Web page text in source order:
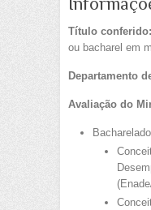
Título conferido:
ou bacharel em
Departamento
Avaliação do
Bacharelado